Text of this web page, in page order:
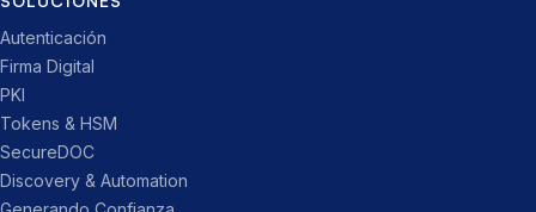
Autenticación
Firma Digital
PKI
Tokens & HSM
SecureDOC
Discovery & Automation